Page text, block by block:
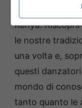
in Serbia, in
Kenya.
le nostre
una volta e,
questi
mondo di
tanto quanto le